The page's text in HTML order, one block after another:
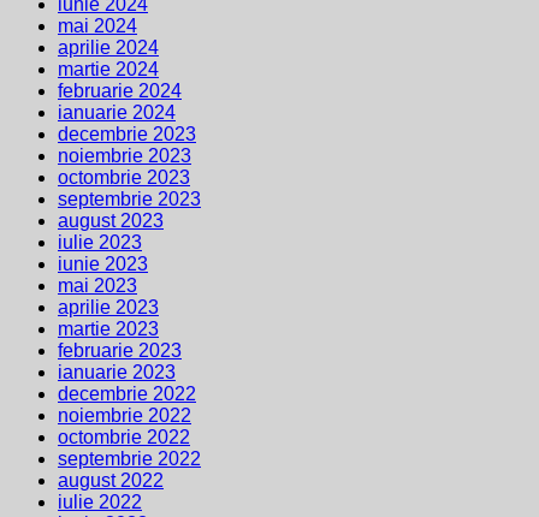
mai 2024
aprilie 2024
martie 2024
februarie 2024
ianuarie 2024
decembrie 2023
noiembrie 2023
octombrie 2023
septembrie 2023
august 2023
iulie 2023
iunie 2023
mai 2023
aprilie 2023
martie 2023
februarie 2023
ianuarie 2023
decembrie 2022
noiembrie 2022
octombrie 2022
septembrie 2022
august 2022
iulie 2022